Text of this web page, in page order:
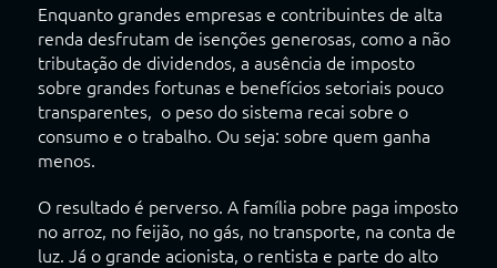
Enquanto grandes empresas e contribuintes de alta
renda desfrutam de isenções generosas, como a não
tributação de dividendos, a ausência de imposto
sobre grandes fortunas e benefícios setoriais pouco
transparentes, o peso do sistema recai sobre o
consumo e o trabalho. Ou seja: sobre quem ganha
menos.
O resultado é perverso. A família pobre paga imposto
no arroz, no feijão, no gás, no transporte, na conta de
luz. Já o grande acionista, o rentista e parte do alto